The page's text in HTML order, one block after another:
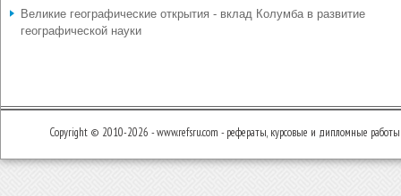
Великие географические открытия - вклад Колумба в развитие
географической науки
Copyright © 2010-2026 - www.refsru.com - рефераты, курсовые и дипломные работы